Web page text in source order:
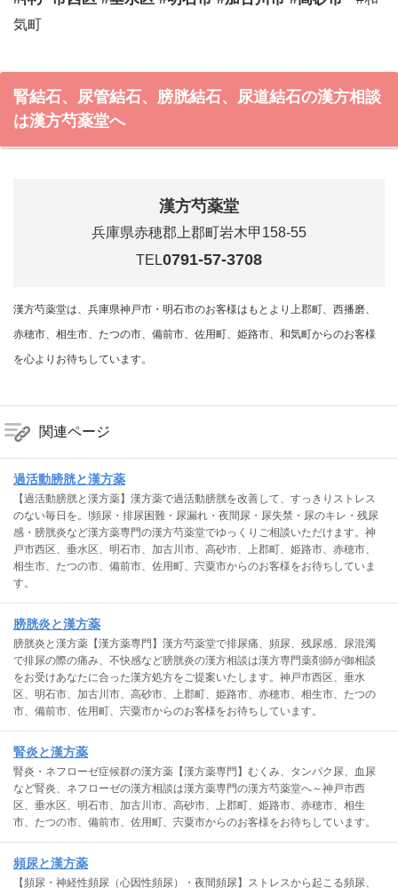
気町
腎結石、尿管結石、膀胱結石、尿道結石の漢方相談
は漢方芍薬堂へ
漢方芍薬堂
兵庫県赤穂郡上郡町岩木甲158-55
TEL0791-57-3708
漢方芍薬堂は、兵庫県神戸市・明石市のお客様はもとより上郡町、西播磨、
赤穂市、相生市、たつの市、備前市、佐用町、姫路市、和気町からのお客様
を心よりお待ちしています。
関連ページ
過活動膀胱と漢方薬
【過活動膀胱と漢方薬】漢方薬で過活動膀胱を改善して、すっきりストレス
のない毎日を。!頻尿・排尿困難・尿漏れ・夜間尿・尿失禁・尿のキレ・残尿
感・膀胱炎など漢方薬専門の漢方芍薬堂でゆっくりご相談いただけます。神
戸市西区、垂水区、明石市、加古川市、高砂市、上郡町、姫路市、赤穂市、
相生市、たつの市、備前市、佐用町、宍粟市からのお客様をお待ちしていま
す。
膀胱炎と漢方薬
膀胱炎と漢方薬【漢方薬専門】漢方芍薬堂で排尿痛、頻尿、残尿感、尿混濁
で排尿の際の痛み、不快感など膀胱炎の漢方相談は漢方専門薬剤師が御相談
をお受けあなたに合った漢方処方をご提案いたします。神戸市西区、垂水
区、明石市、加古川市、高砂市、上郡町、姫路市、赤穂市、相生市、たつの
市、備前市、佐用町、宍粟市からのお客様をお待ちしています。
腎炎と漢方薬
腎炎・ネフローゼ症候群の漢方薬【漢方薬専門】むくみ、タンパク尿、血尿
など腎炎、ネフローゼの漢方相談は漢方薬専門の漢方芍薬堂へ～神戸市西
区、垂水区、明石市、加古川市、高砂市、上郡町、姫路市、赤穂市、相生
市、たつの市、備前市、佐用町、宍粟市からのお客様をお待ちしています。
頻尿と漢方薬
【頻尿・神経性頻尿（心因性頻尿）・夜間頻尿】ストレスから起こる頻尿、